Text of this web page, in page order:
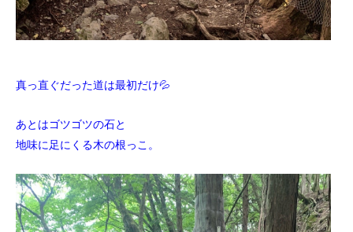
真っ直ぐだった道は最初だけ💦
あとはゴツゴツの石と
地味に足にくる木の根っこ。